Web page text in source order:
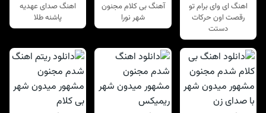
اهنگ ای وای برام تو
رقصت اون حرکات
دستت
آهنگ بی کلام مجنون
شهر نورا
اهنگ صدای عهدیه
پاشنه طلا